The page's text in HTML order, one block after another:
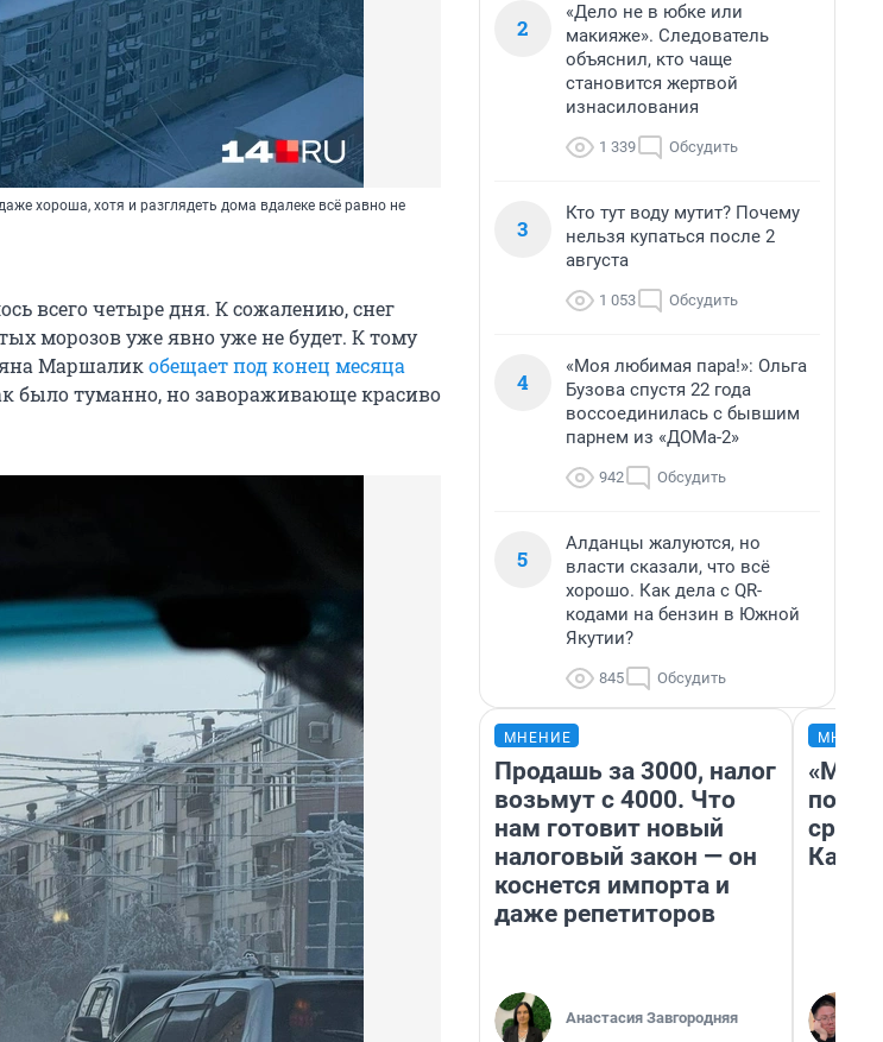
хороша, хотя и разглядеть дома вдалеке всё равно не
всего четыре дня. К сожалению, снег
морозов уже явно уже не будет. К тому
Маршаликобещает под конец месяца
было туманно, но завораживающе красиво
2
«Дело не в юбке или
макияже». Следователь
объяснил, кто чаще
становится жертвой
изнасилования
1 339 Обсудить
3
Кто тут воду мутит? Почему
нельзя купаться после 2
августа
1 053 Обсудить
4
«Моя любимая пара!»: Ольга
Бузова спустя 22 года
воссоединилась с бывшим
парнем из «ДОМа-2»
942 Обсудить
5
Алданцы жалуются, но
власти сказали, что всё
хорошо. Как дела с QR-
кодами на бензин в Южной
Якутии?
845 Обсудить
МНЕНИЕ
Продашь за 3000, налог
возьмут с 4000. Что
нам готовит новый
налоговый закон — он
коснется импорта и
даже репетиторов
Анастасия Завгородняя